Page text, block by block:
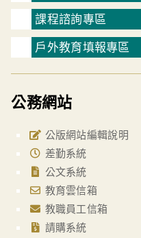
課程諮詢專區
戶外教育填報專區
公務網站
公版網站編輯說明
差勤系統
公文系統
教育雲信箱
教職員工信箱
請購系統